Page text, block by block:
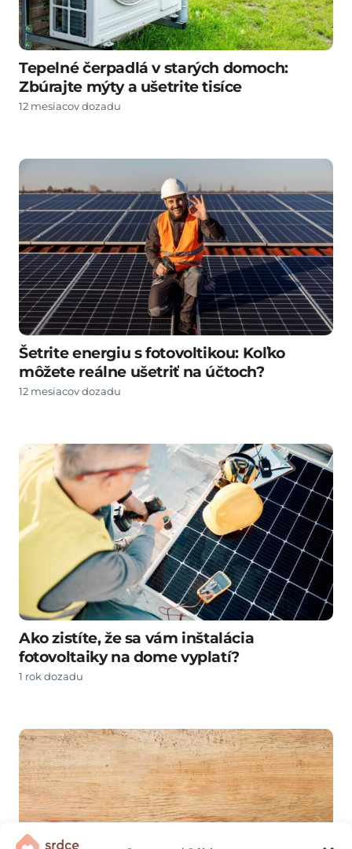
Tepelné čerpadlá v starých domoch:
Zbúrajte mýty a ušetrite tisíce
12 mesiacov dozadu
Šetrite energiu s fotovoltikou: Koľko
môžete reálne ušetriť na účtoch?
12 mesiacov dozadu
Ako zistíte, že sa vám inštalácia
fotovoltaiky na dome vyplatí?
1 rok dozadu